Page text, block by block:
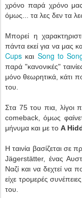
χρόνο παρά χρόνο μας
όμως... τα λες δεν τα λες
Μπορεί η
πάντα εκεί για να μας
Cups και Song to
παρά "κανονικές"
μόνο θεωρητικά, κάτι
του.
Στα 75 του πια, λίγοι
comeback, όμως
μήνυμα και με το A
Η ταινία βασίζεται σε
Jägerstätter, ένας
Ναζί και να δεχτεί να
είχε τρομερές
του.